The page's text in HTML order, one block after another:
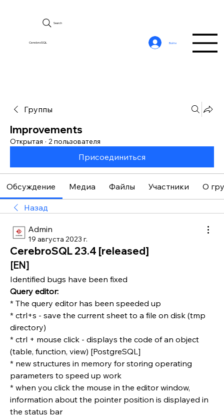
CerebroSQL
Search
Войти
Группы
Improvements
Открытая · 2 пользователя
Присоединиться
Обсуждение Медиа Файлы Участники О
Назад
Admin
19 августа 2023 г.
CerebroSQL 23.4 [released]
[EN]
Identified bugs have been fixed
Query editor:
* The query editor has been speeded up
* ctrl+s - save the current sheet to a file on disk (tmp
directory)
* ctrl + mouse click - displays the code of an object
(table, function, view) [PostgreSQL]
* new structures in memory for storing operating
parameters to speed up work
* when you click the mouse in the editor window,
information about the pointer position is displayed in
the status bar